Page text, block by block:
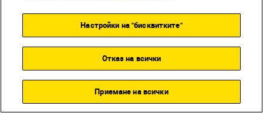
Настройки на "бисквитките"
Отказ на всички
Приемане на всички